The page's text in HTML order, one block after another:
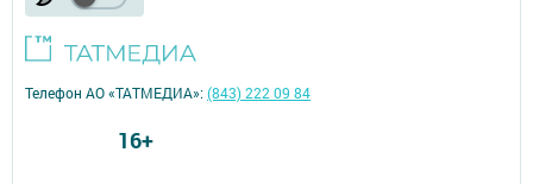
Телефон АО «ТАТМЕДИА»:(843) 222 09 84
16+